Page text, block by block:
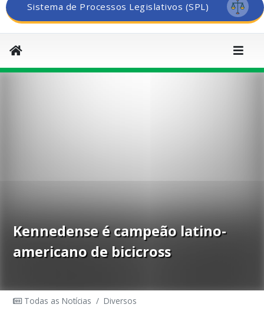
Sistema de Processos Legislativos (SPL)
Kennedense é campeão latino-
americano de bicicross
Todas as Notícias / Diversos